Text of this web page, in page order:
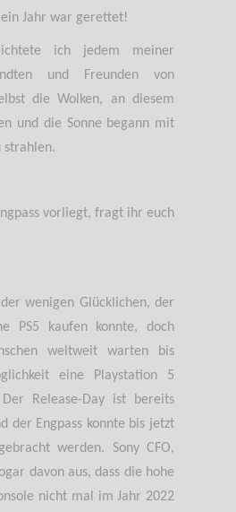
Jahr war gerettet!
ich jedem meiner
und Freunden von
die Wolken, an diesem
und die Sonne begann mit
strahlen.
vorliegt, fragt ihr euch
wenigen Glücklichen, der
PS5 kaufen konnte, doch
weltweit warten bis
eine Playstation 5
Release-Day ist bereits
der Engpass konnte bis jetzt
werden. Sony CFO,
davon aus, dass die hohe
nicht mal im Jahr 2022